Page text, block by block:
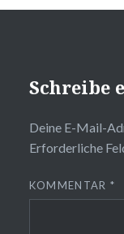
Schreibe
Deine E-Mail-
Erforderliche
KOMMENTAR *